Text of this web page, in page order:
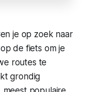
je op zoek naar
de fiets om je
routes te
grondig